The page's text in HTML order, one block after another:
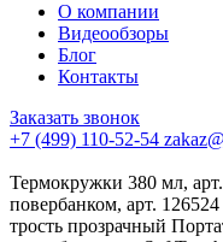
О компании
Видеообзоры
Блог
Контакты
Заказать звонок
+7 (499) 110-52-54
Термокружки 380 мл,
повербанком, арт. 126524
трость прозрачный